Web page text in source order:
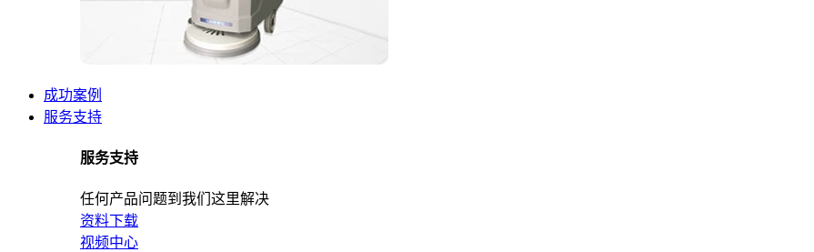
成功案例
服务支持
服务支持
任何产品问题到我们这里解决
资料下载
视频中心